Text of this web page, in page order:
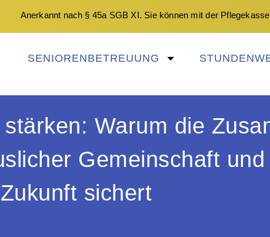
Anerkannt nach § 45a SGB XI. Sie können mit der
SENIORENBETREUUNG
Warum die
Gemeinschaft
sichert